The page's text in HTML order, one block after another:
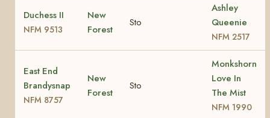
Duchess II
NFM 9513
New
Forest
Sto
Ashley
Queenie
NFM 2517
East End
Brandysnap
NFM 8757
New
Forest
Sto
Monkshorn
Love In
The Mist
NFM 1990